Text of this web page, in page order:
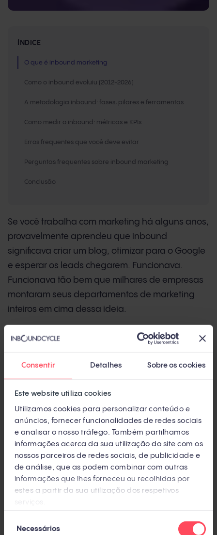
Consentir Detalhes Sobre os cookies
Este website utiliza cookies
Utilizamos cookies para personalizar conteúdo e
anúncios, fornecer funcionalidades de redes sociais
e analisar o nosso tráfego. Também partilhamos
informações acerca da sua utilização do site com os
nossos parceiros de redes sociais, de publicidade e
de análise, que as podem combinar com outras
informações que lhes forneceu ou recolhidas por
estes a partir da sua utilização dos respetivos
deNecessários
ÍNDICE
O que é inbound marketing
Como o inbound evoluiu (2012-2026)
A metodologia inbound: fases, pilares e ferramentas
Como medir o inbound: métricas e KPIs
Erros frequentes que você deve evitar
Perguntas frequentes sobre inbound marketing
Conclusão
Se você trabalha com marketing há alguns anos,
provavelmente aprendeu que inbound
significava criar um blog, otimizar para o Google
e esperar os leads chegarem. Funcionava.
Funcionava tão bem que milhares de empresas
montaram seus departamentos de marketing
inteiros em cima dessa ideia.
Mas o inbound que você conhecia mudou.
geram nenhum clique (SparkToro, 2024,
independente). O ChatGPT processa entre 250 e
500 milhões de consultas por semana
(Similarweb, 2025, independente). E os
compradores B2B completam mais de 70% da
pesquisa antes de falar com um vendedor
(Forrester, independente).
Isso significa que o inbound morreu? Não.
Significa que ele se transformou. E se sua
atrás.